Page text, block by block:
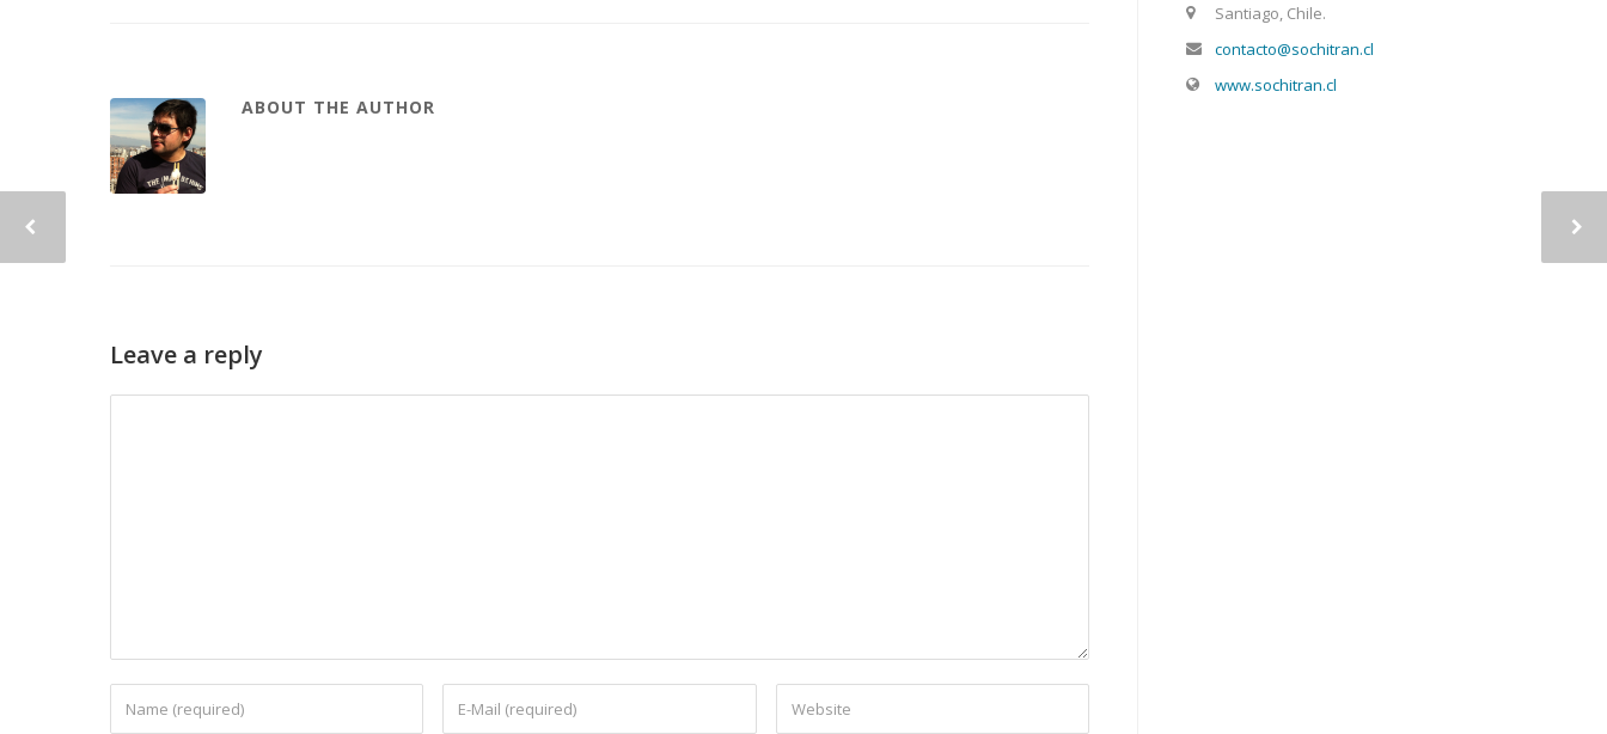
ABOUT THE AUTHOR
Leave a reply
Santiago, Chile.
contacto@sochitran.cl
www.sochitran.cl